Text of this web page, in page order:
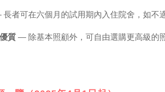
者可在六個月的試用期內入住院舍，如不
質 — 除基本照顧外，可自由選購更高級的